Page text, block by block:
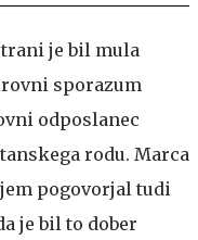
je bil mula
sporazum
odposlanec
rodu. Marca
pogovorjal tudi
je bil to dober